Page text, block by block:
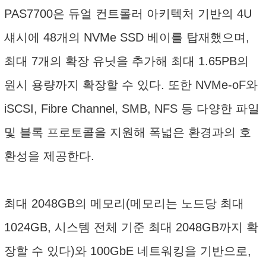
PAS7700은 듀얼 컨트롤러 아키텍처 기반의 4U
섀시에 48개의 NVMe SSD 베이를 탑재했으며,
최대 7개의 확장 유닛을 추가해 최대 1.65PB의
원시 용량까지 확장할 수 있다. 또한 NVMe-oF와
iSCSI, Fibre Channel, SMB, NFS 등 다양한 파일
및 블록 프로토콜을 지원해 폭넓은 환경과의 호
환성을 제공한다.
최대 2048GB의 메모리(메모리는 노드당 최대
1024GB, 시스템 전체 기준 최대 2048GB까지 확
장할 수 있다)와 100GbE 네트워킹을 기반으로,